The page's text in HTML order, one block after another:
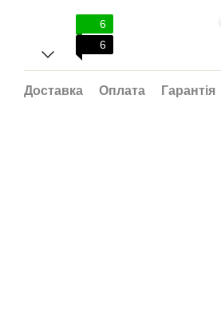
6
6
Доставка Оплата Гарантія